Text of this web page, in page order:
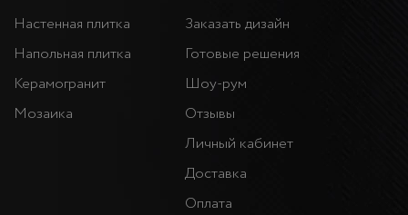
Настенная плитка
Напольная плитка
Керамогранит
Мозаика
Заказать дизайн
Готовые решения
Шоу-рум
Отзывы
Личный кабинет
Доставка
Оплата